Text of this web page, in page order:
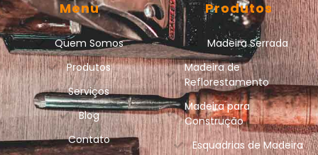
Menu
Quem Somos
Produtos
Serviços
Blog
Contato
Produtos
Madeira Serrada
Madeira de
Reflorestamento
Madeira para
Construção
Esquadrias de Madeira